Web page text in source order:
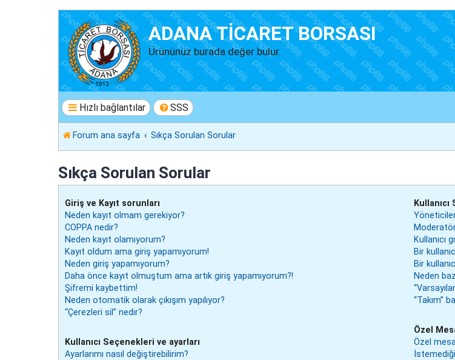
ADANA TİCARET BORSASI
Ürününüz burada değer bulur.
Hızlı bağlantılar SSS
Forum ana sayfa Sıkça Sorulan Sorular
Sıkça Sorulan Sorular
Giriş ve Kayıt sorunları
Neden kayıt olmam gerekiyor?
COPPA nedir?
Neden kayıt olamıyorum?
Kayıt oldum ama giriş yapamıyorum!
Neden giriş yapamıyorum?
Daha önce kayıt olmuştum ama artık giriş yapamıyorum?!
Şifremi kaybettim!
Neden otomatik olarak çıkışım yapılıyor?
“Çerezleri sil” nedir?
Kullanıcı Seçenekleri ve ayarları
Ayarlarımı nasıl değiştirebilirim?
Kullanıcı
Bir
Bir
Neden
“Takım”
Özel
Özel